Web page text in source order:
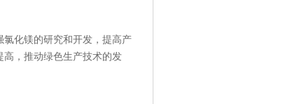
化镁的研究和开发，提高产
，推动绿色生产技术的发